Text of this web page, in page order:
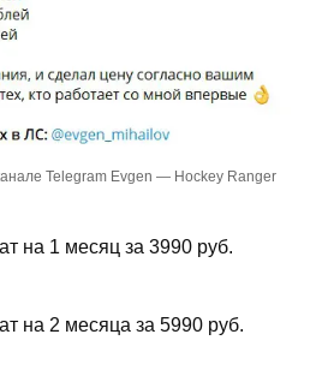
Telegram Evgen — Hockey Ranger
на 1 месяц за 3990 руб.
на 2 месяца за 5990 руб.